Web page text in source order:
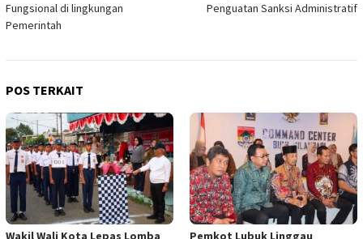
Fungsional di lingkungan
Pemerintah
Penguatan Sanksi Administratif
POS TERKAIT
Wakil Wali Kota Lepas Lomba
Pemkot Lubuk Linggau